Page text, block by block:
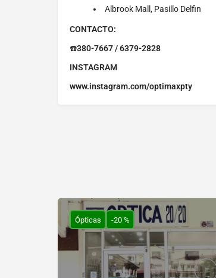
Albrook Mall, Pasillo Delfin
CONTACTO:
☎️380-7667 / 6379-2828
INSTAGRAM
www.instagram.com/optimaxpty
Ópticas -20 %